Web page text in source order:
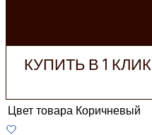
КУПИТЬ В 1 КЛИК
Цвет товараКоричневый